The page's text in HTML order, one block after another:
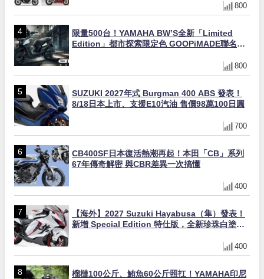
800
限量500台！YAMAHA BW’S全新「Limited
Edition」都市探索限定色 GOOPiMADE聯名包
800
SUZUKI 2027年式 Burgman 400 ABS 發表！
8/18日本上市、支援E10汽油 售價98萬100日圓
700
CB400SF日本復活熱潮再起！本田「CB」系列
67年傳奇解密 與CBR差異一次搞懂
400
【海外】2027 Suzuki Hayabusa（隼）發表！
新增 Special Edition 特仕版，全新珍珠白塗裝
400
榴槤100公斤、鮪魚60公斤照扛！YAMAHA印尼